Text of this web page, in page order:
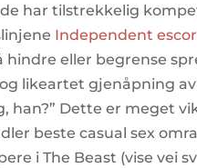
har tilstrekkelig
Independent
eller begrense
likeartet gjenåpning
han?” Dette er meget
beste casual sex
i The Beast (vise vei